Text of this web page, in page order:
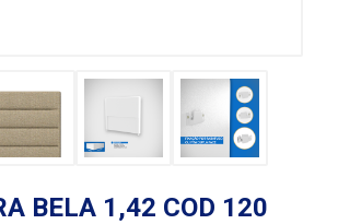
BELA 1,42 COD 120